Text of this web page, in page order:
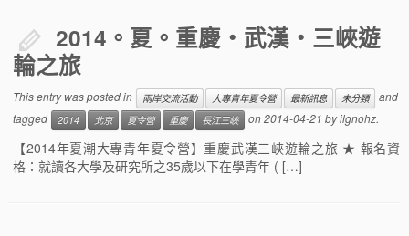
2014。夏。重慶・武漢・三峽遊
輪之旅
This entry was posted in 兩岸交流活動 大專青年夏令營 最新訊息 未分類
and
tagged
2014 北京 夏令營 重慶 長江三峽 on2014-04-21 byilgnohz.
【2014年夏潮大專青年夏令營】重慶武漢三峽遊輪之旅 ★ 報名資
格：就讀各大學及研究所之35歲以下在學青年 ( […]